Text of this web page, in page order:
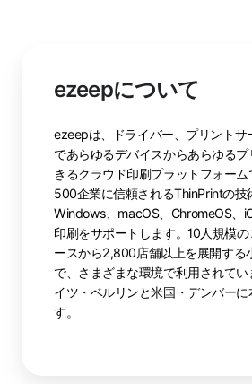
ezeepについて
ezeepは、ドライバー、プリントサ
であらゆるデバイスからあらゆる
きるクラウド印刷プラットフォー
500企業に信頼されるThinPrintの技
Windows、macOS、ChromeOS、
印刷をサポートします。10人規模
ースから2,800店舗以上を展開する
で、さまざまな環境で利用されて
イツ・ベルリンと米国・デンバーに
す。